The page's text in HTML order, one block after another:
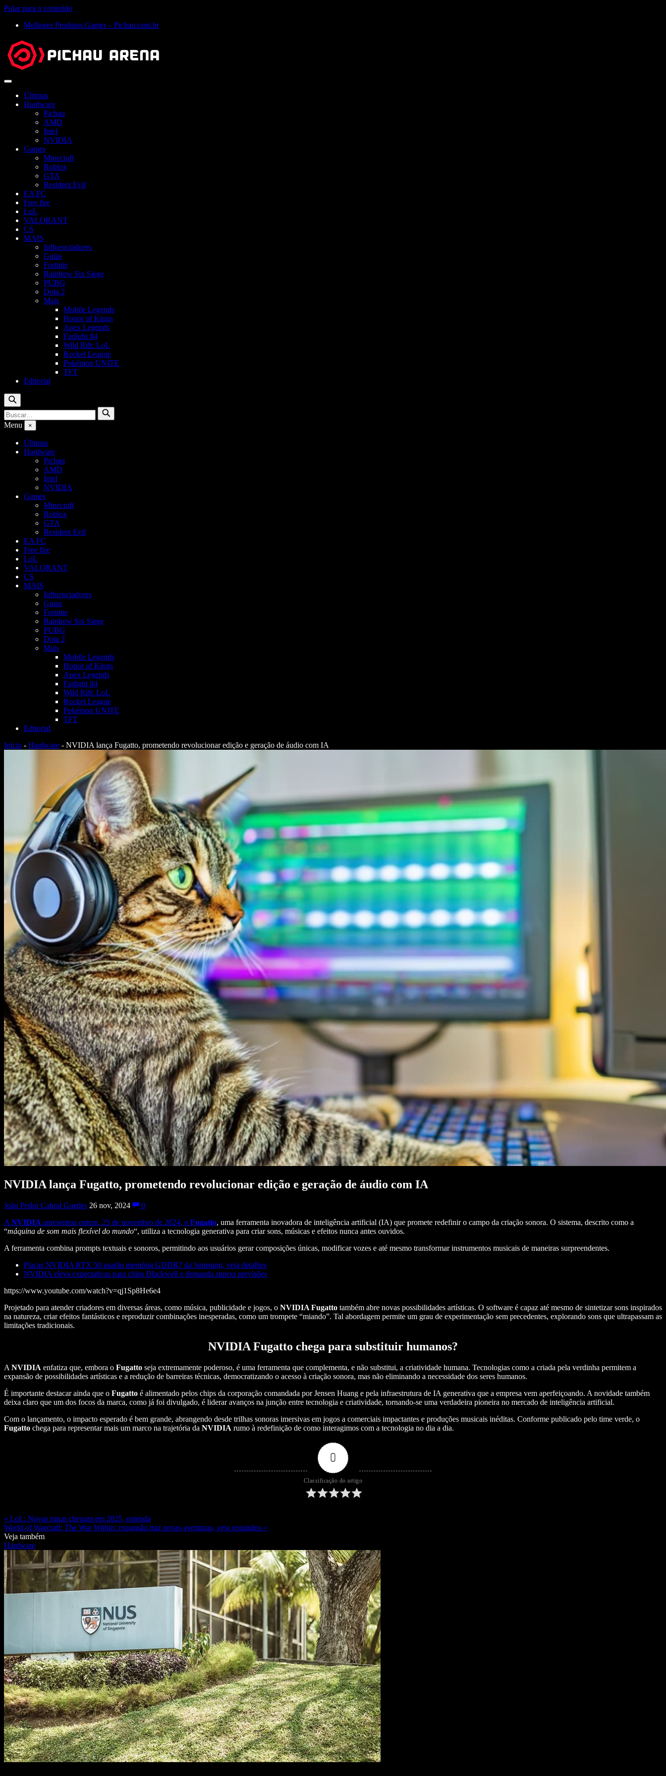
Pular para o conteúdo
Melhores Produtos Gamer – Pichau.com.br
Abrir
Últimas
Hardware
Pichau
AMD
Intel
NVIDIA
Games
Minecraft
Roblox
GTA
Resident Evil
EA FC
Free fire
LoL
VALORANT
CS
MAIS
Influenciadores
Guias
Fortnite
Rainbow Six Siege
PUBG
Dota 2
Mais
Mobile Legends
Honor of Kings
Apex Legends
Farlight 84
Wild Rift: LoL
Rocket League
Pokémon UNITE
TFT
Editorial
Buscar
Buscar
por:
Buscar
Menu ×
Últimas
Hardware
Pichau
AMD
Intel
NVIDIA
Games
Minecraft
Roblox
GTA
Resident Evil
EA FC
Free fire
LoL
VALORANT
CS
MAIS
Influenciadores
Guias
Fortnite
Rainbow Six Siege
PUBG
Dota 2
Mais
Mobile Legends
Honor of Kings
Apex Legends
Farlight 84
Wild Rift: LoL
Rocket League
Pokémon UNITE
TFT
Editorial
Início - Hardware - NVIDIA lança Fugatto, prometendo revolucionar edição e geração de áudio com IA
NVIDIA lança Fugatto, prometendo revolucionar edição e geração de áudio com IA
João Pedro Cabral Guedes 26 nov, 2024
0
A NVIDIA apresentou ontem, 25 de novembro de 2024, o Fugatto, uma ferramenta inovadora de inteligência artificial (IA) que promete redefinir o campo da criação sonora. O sistema, descrito como a
“máquina de som mais flexível do mundo“, utiliza a tecnologia generativa para criar sons, músicas e efeitos nunca antes ouvidos.
A ferramenta combina prompts textuais e sonoros, permitindo aos usuários gerar composições únicas, modificar vozes e até mesmo transformar instrumentos musicais de maneiras surpreendentes.
Placas NVIDIA RTX 50 usarão memória GDDR7 da Samsung, veja detalhes
NVIDIA eleva expectativas para chips Blackwell e demanda supera previsões
https://www.youtube.com/watch?v=qj1Sp8He6e4
Projetado para atender criadores em diversas áreas, como música, publicidade e jogos, o NVIDIA Fugatto também abre novas possibilidades artísticas. O software é capaz até mesmo de sintetizar sons inspirados
na natureza, criar efeitos fantásticos e reproduzir combinações inesperadas, como um trompete “miando”. Tal abordagem permite um grau de experimentação sem precedentes, explorando sons que ultrapassam as
limitações tradicionais.
NVIDIA Fugatto chega para substituir humanos?
A NVIDIA enfatiza que, embora o Fugatto seja extremamente poderoso, é uma ferramenta que complementa, e não substitui, a criatividade humana. Tecnologias como a criada pela verdinha permitem a
expansão de possibilidades artísticas e a redução de barreiras técnicas, democratizando o acesso à criação sonora, mas não eliminando a necessidade dos seres humanos.
É importante destacar ainda que o Fugatto é alimentado pelos chips da corporação comandada por Jensen Huang e pela infraestrutura de IA generativa que a empresa vem aperfeiçoando. A novidade também
deixa claro que um dos focos da marca, como já foi divulgado, é liderar avanços na junção entre tecnologia e criatividade, tornando-se uma verdadeira pioneira no mercado de inteligência artificial.
Com o lançamento, o impacto esperado é bem grande, abrangendo desde trilhas sonoras imersivas em jogos a comerciais impactantes e produções musicais inéditas. Conforme publicado pelo time verde, o
Fugatto chega para representar mais um marco na trajetória da NVIDIA rumo à redefinição de como interagimos com a tecnologia no dia a dia​.
0
Classificação do artigo
« LoL: Novas runas chegam em 2025, entenda
World of Warcraft: The War Within: expansão traz novas aventuras, veja requisitos »
Veja também
Hardware